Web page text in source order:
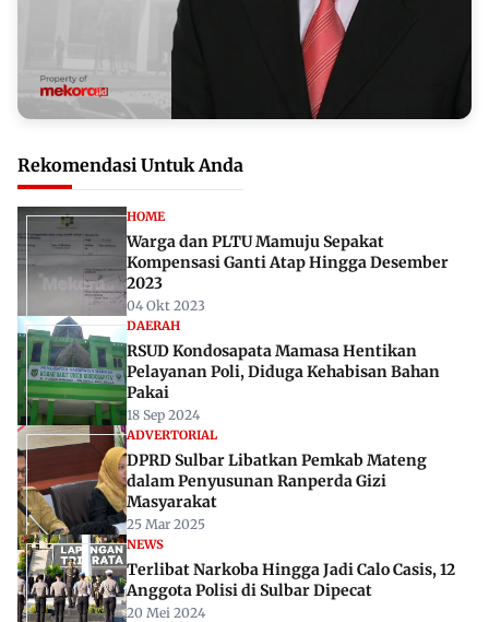
Rekomendasi Untuk Anda
HOME
Warga dan PLTU Mamuju Sepakat
Kompensasi Ganti Atap Hingga Desember
2023
04 Okt 2023
DAERAH
RSUD Kondosapata Mamasa Hentikan
Pelayanan Poli, Diduga Kehabisan Bahan
Pakai
18 Sep 2024
ADVERTORIAL
DPRD Sulbar Libatkan Pemkab Mateng
dalam Penyusunan Ranperda Gizi
Masyarakat
25 Mar 2025
NEWS
Terlibat Narkoba Hingga Jadi Calo Casis, 12
Anggota Polisi di Sulbar Dipecat
20 Mei 2024